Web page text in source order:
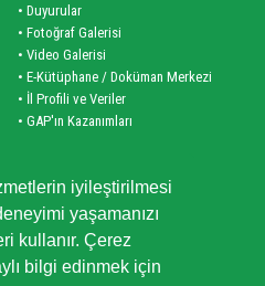
iyileştirilmesi
yaşamanızı
kullanır. Çerez
bilgi edinmek için
• Duyurular
• Fotoğraf Galerisi
• Video Galerisi
• E-Kütüphane / Doküman Merkezi
• İl Profili ve Veriler
• GAP'ın Kazanımları
• Planlar
• Programlar
• İş Birliği Programları